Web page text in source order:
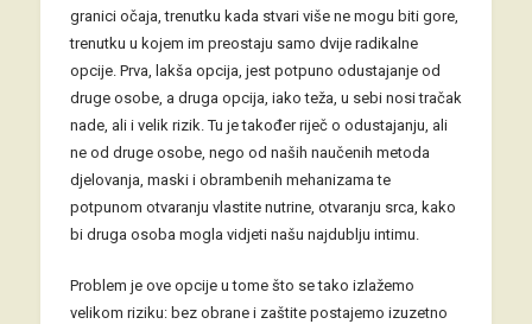
granici očaja, trenutku kada stvari više ne mogu biti gore,
trenutku u kojem im preostaju samo dvije radikalne
opcije. Prva, lakša opcija, jest potpuno odustajanje od
druge osobe, a druga opcija, iako teža, u sebi nosi tračak
nade, ali i velik rizik. Tu je također riječ o odustajanju, ali
ne od druge osobe, nego od naših naučenih metoda
djelovanja, maski i obrambenih mehanizama te
potpunom otvaranju vlastite nutrine, otvaranju srca, kako
bi druga osoba mogla vidjeti našu najdublju intimu.
Problem je ove opcije u tome što se tako izlažemo
velikom riziku: bez obrane i zaštite postajemo izuzetno